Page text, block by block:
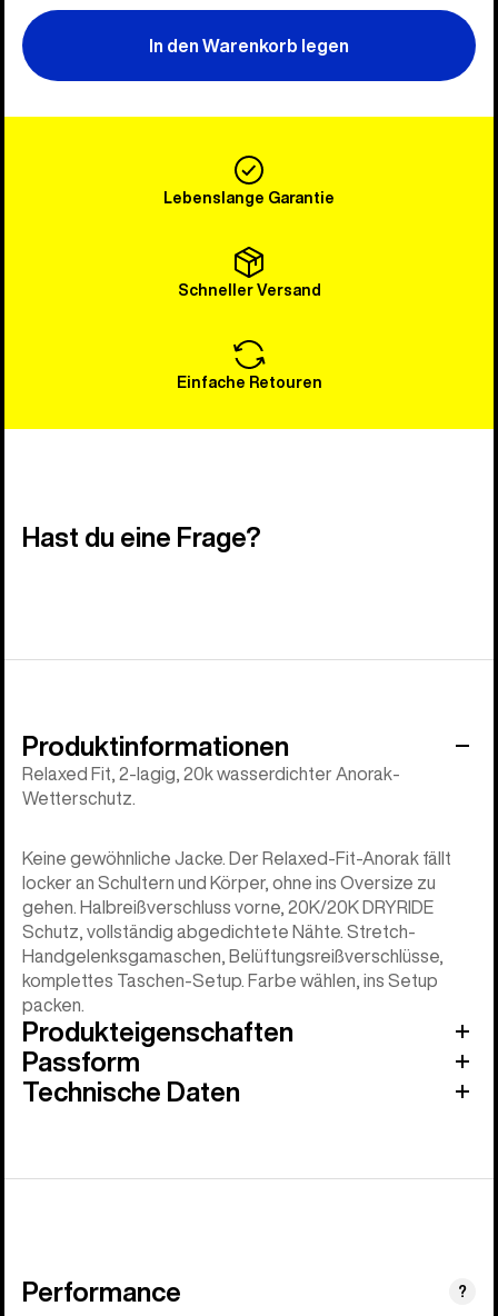
In den Warenkorb legen
Lebenslange Garantie
Schneller Versand
Einfache Retouren
Hast du eine Frage?
Produktinformationen
Relaxed Fit, 2-lagig, 20k wasserdichter Anorak-
Wetterschutz.
Keine gewöhnliche Jacke. Der Relaxed-Fit-Anorak fällt
locker an Schultern und Körper, ohne ins Oversize zu
gehen. Halbreißverschluss vorne, 20K/20K DRYRIDE
Schutz, vollständig abgedichtete Nähte. Stretch-
Handgelenksgamaschen, Belüftungsreißverschlüsse,
komplettes Taschen-Setup. Farbe wählen, ins Setup
packen.
Produkteigenschaften
Passform
Technische Daten
Performance ?